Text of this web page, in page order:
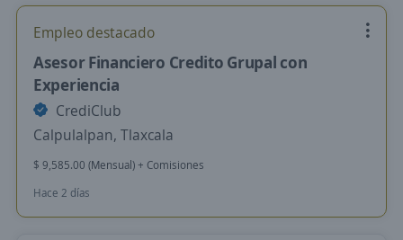
Empleo destacado
Asesor Financiero Credito Grupal con
Experiencia
CrediClub
Calpulalpan, Tlaxcala
$ 9,585.00 (Mensual) + Comisiones
Hace 2 días